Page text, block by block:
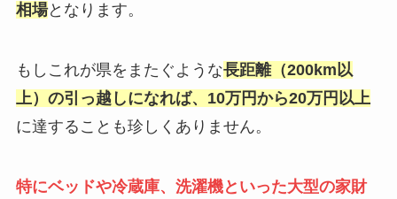
相場となります。
もしこれが県をまたぐような長距離（200km以
上）の引っ越しになれば、10万円から20万円以上
に達することも珍しくありません。
特にベッドや冷蔵庫、洗濯機といった大型の家財